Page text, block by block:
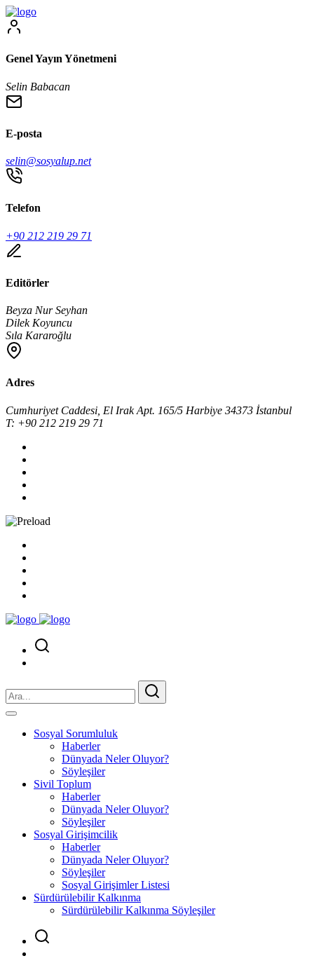
Genel Yayın Yönetmeni
Selin Babacan
E-posta
selin@sosyalup.net
Telefon
+90 212 219 29 71
Editörler
Beyza Nur Seyhan
Dilek Koyuncu
Sıla Kararoğlu
Adres
Cumhuriyet Caddesi, El Irak Apt. 165/5 Harbiye 34373 İstanbul
T: +90 212 219 29 71
Sosyal Sorumluluk
Haberler
Dünyada Neler Oluyor?
Söyleşiler
Sivil Toplum
Haberler
Dünyada Neler Oluyor?
Söyleşiler
Sosyal Girişimcilik
Haberler
Dünyada Neler Oluyor?
Söyleşiler
Sosyal Girişimler Listesi
Sürdürülebilir Kalkınma
Sürdürülebilir Kalkınma Söyleşiler